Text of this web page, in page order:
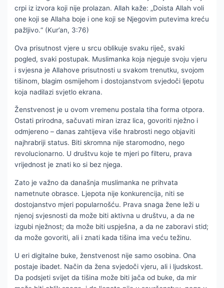
crpi iz izvora koji nije prolazan. Allah kaže: „Doista Allah voli
one koji se Allaha boje i one koji se Njegovim putevima kreću
pažljivo.“ (Kur’an, 3:76)
Ova prisutnost vjere u srcu oblikuje svaku riječ, svaki
pogled, svaki postupak. Muslimanka koja njeguje svoju vjeru
i svjesna je Allahove prisutnosti u svakom trenutku, svojom
tišinom, blagim osmijehom i dostojanstvom svjedoči ljepotu
koja nadilazi svjetlo ekrana.
Ženstvenost je u ovom vremenu postala tiha forma otpora.
Ostati prirodna, sačuvati miran izraz lica, govoriti nježno i
odmjereno – danas zahtijeva više hrabrosti nego objaviti
najhrabriji status. Biti skromna nije staromodno, nego
revolucionarno. U društvu koje te mjeri po filteru, prava
vrijednost je znati ko si bez njega.
Zato je važno da današnja muslimanka ne prihvata
nametnute obrasce. Ljepota nije konkurencija, niti se
dostojanstvo mjeri popularnošću. Prava snaga žene leži u
njenoj svjesnosti da može biti aktivna u društvu, a da ne
izgubi nježnost; da može biti uspješna, a da ne zaboravi stid;
da može govoriti, ali i znati kada tišina ima veću težinu.
U eri digitalne buke, ženstvenost nije samo osobina. Ona
postaje ibadet. Način da žena svjedoči vjeru, ali i ljudskost.
Da podsjeti svijet da tišina može biti jača od buke, da mir